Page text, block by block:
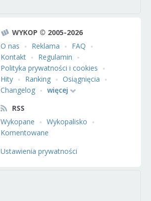
WYKOP © 2005-2026
O nas
Reklama
FAQ
Kontakt
Regulamin
Polityka prywatności i cookies
Hity
Ranking
Osiągnięcia
Changelog
więcej
RSS
Wykopane
Wykopalisko
Komentowane
Ustawienia prywatności